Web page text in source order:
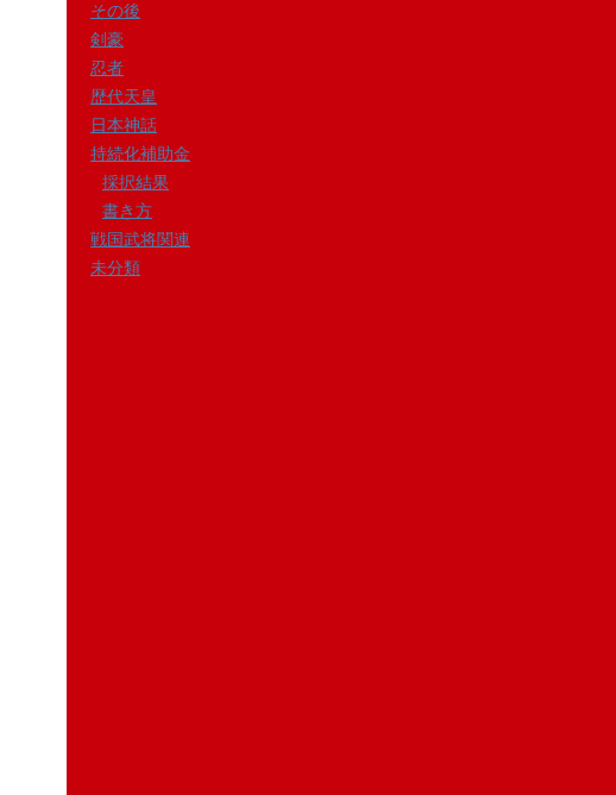
その後
剣豪
忍者
歴代天皇
日本神話
持続化補助金
採択結果
書き方
戦国武将関連
未分類